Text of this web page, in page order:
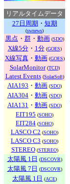
リアルタイムデータ
27日周期 ・ 短期
(swnews)
黒点 ・ 群・ 動画 (SDO)
X線5分・ 1分(GOES)
X線写真・ 動画 (GOES)
SolarMonitor(TCD)
Latest Events(SolarSoft)
AIA193 ・ 動画 (SDO)
AIA304 ・ 動画 (SDO)
AIA131 ・ 動画 (SDO)
EIT195 (SOHO)
EIT284 (SOHO)
LASCO C2 (SOHO)
LASCO C3 (SOHO)
STEREO(STEREO)
太陽風 1日 (DSCOVR)
太陽風 7日 (DSCOVR)
太陽風 1日 (ACE)